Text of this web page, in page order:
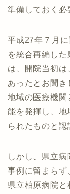
準備しておく必
平成27年７月
を統合再編し
は、開院当初
あったとお聞き
地域の医療機関
能を発揮し、地
られたものと認
しかし、県立
事例に留まらず
県立柏原病院